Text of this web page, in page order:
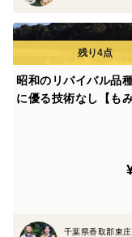
昭和のリバイバル品
に優る技術なし【も
千葉県香取郡東